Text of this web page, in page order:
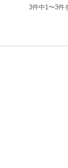
3件中1〜3件